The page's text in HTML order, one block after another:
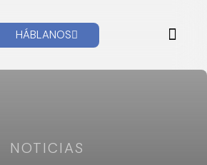
HÁBLANOS
NOTICIAS